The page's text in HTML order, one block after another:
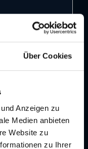
Über Cookies
Anzeigen zu
Medien anbieten
Website zu
zu Ihrer
mit